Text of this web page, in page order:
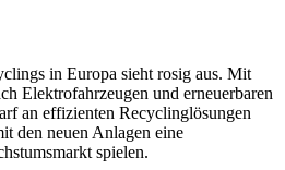
in Europa sieht rosig aus. Mit
Elektrofahrzeugen und erneuerbaren
an effizienten Recyclinglösungen
den neuen Anlagen eine
spielen.